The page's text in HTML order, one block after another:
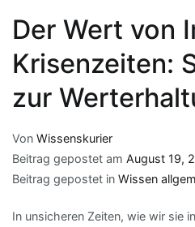
Der Wert von
Krisenzeiten:
zur
Von Wissenskurier
Beitrag gepostet am August 19,
Beitrag gepostet in Wissen
In unsicheren Zeiten, wie wir sie